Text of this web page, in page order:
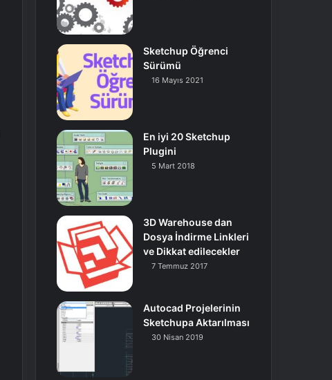
Sketchup Öğrenci
Sürümü
16 Mayıs 2021
En iyi 20 Sketchup
Plugini
5 Mart 2018
3D Warehouse dan
Dosya İndirme Linkleri
ve Dikkat edilecekler
7 Temmuz 2017
Autocad Projelerinin
Sketchupa Aktarılması
30 Nisan 2019